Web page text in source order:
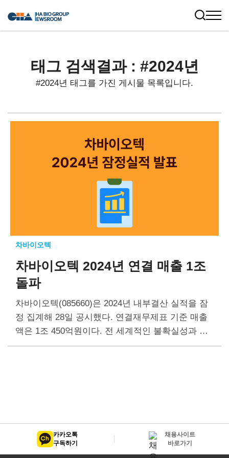
태그 검색결과 : #2024년
#2024년 태그를 가진 게시물 목록입니다.
차바이오텍
차바이오텍 2024년 연결 매출 1조
돌파
차바이오텍(085660)은 2024년 내부결산 실적을 잠
정 집계해 28일 공시했다. 연결재무제표 기준 매출
액은 1조 450억원이다. 전 세계적인 불확실성과 경
제침체에도 불구하고 국내 사업부문의 견실한 성장,
카카오톡
구독하기
채용사이트
바로가기